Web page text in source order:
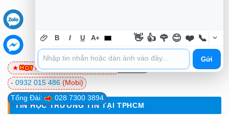
TIN HỌC TRƯỜNG TÍN TẠI TPHCM
Tổng Đài: 028 7300 3894
- 0932 015 486 (Mobi)
0981 81 32 72(Viettel)
B I U A+ 👋 👍 🌹 😊 ❤️ 📞
Gửi